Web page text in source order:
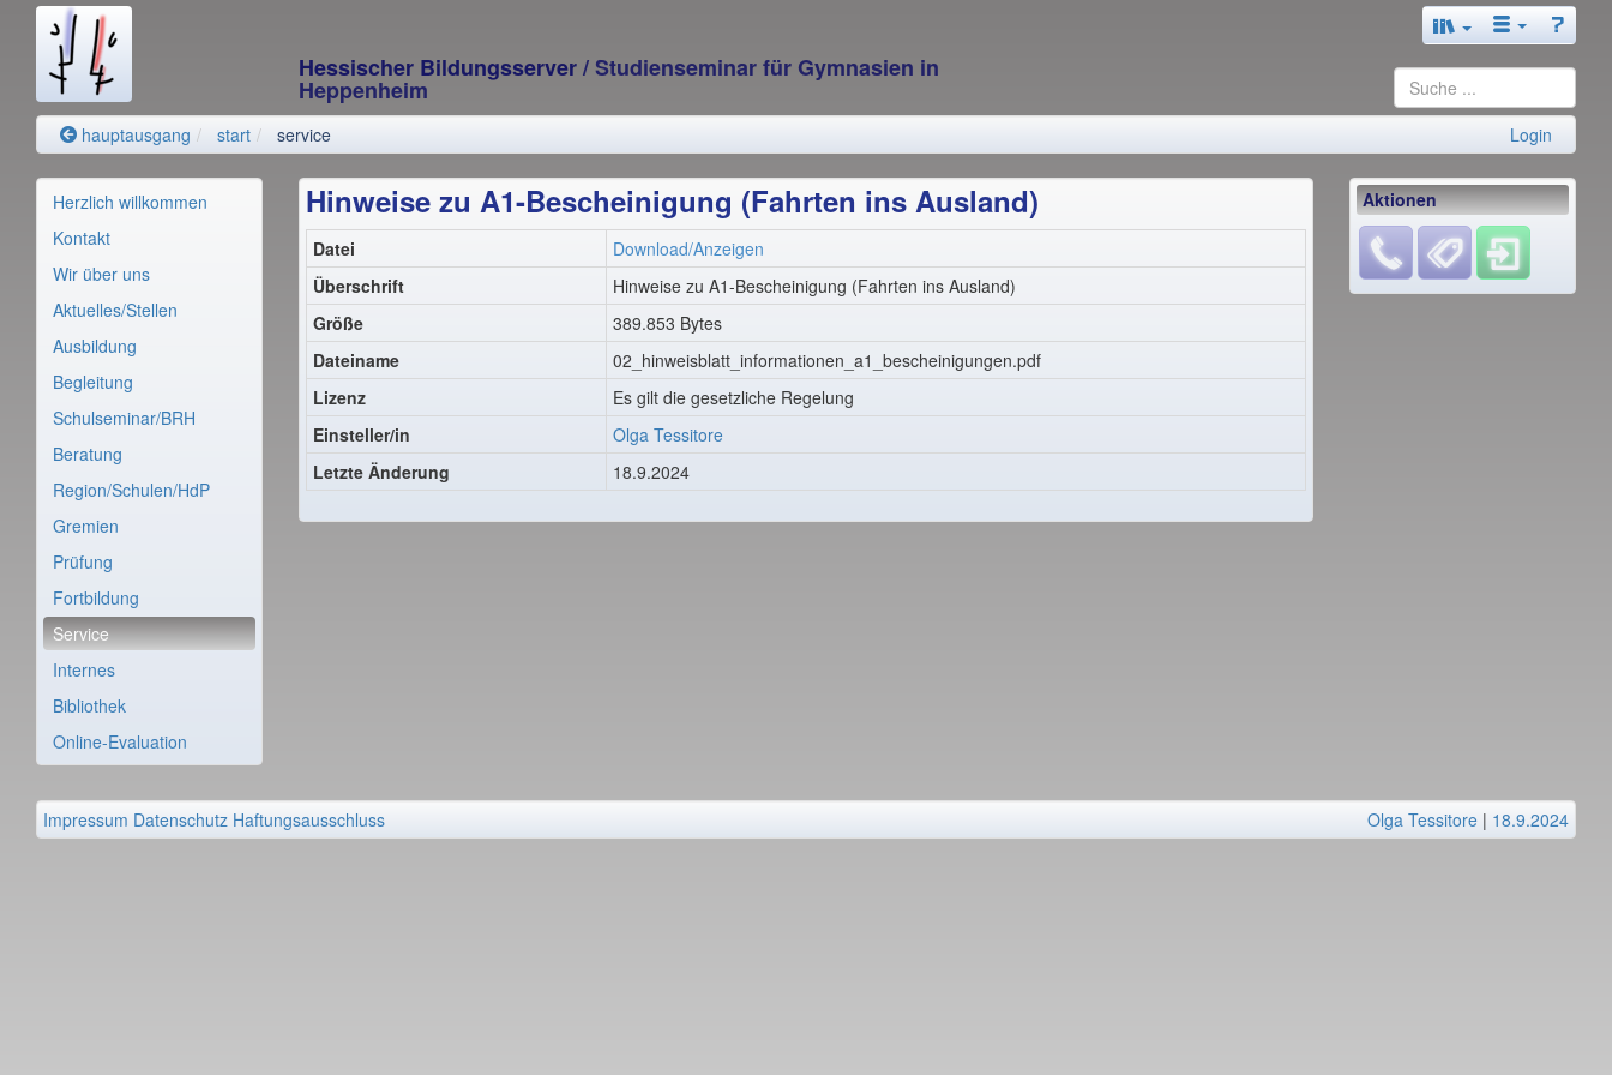
Hessischer Bildungsserver/ Studienseminar für Gymnasien in
Heppenheim
hauptausgang start service Login
Herzlich willkommen
Kontakt
Wir über uns
Aktuelles/Stellen
Ausbildung
Begleitung
Schulseminar/BRH
Beratung
Region/Schulen/HdP
Gremien
Prüfung
Fortbildung
Service
Internes
Bibliothek
Online-Evaluation
Hinweise zu A1-Bescheinigung (Fahrten ins Ausland)
Datei
Download/Anzeigen
Überschrift
Hinweise zu A1-Bescheinigung (Fahrten ins Ausland)
Größe
389.853 Bytes
Dateiname
02_hinweisblatt_informationen_a1_bescheinigungen.pdf
Lizenz
Es gilt die gesetzliche Regelung
Einsteller/in
Olga Tessitore
Letzte Änderung
18.9.2024
Aktionen
Impressum Datenschutz Haftungsausschluss Olga Tessitore | 18.9.2024